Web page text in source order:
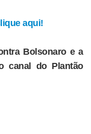
aqui!
Bolsonaro e a
canal do Plantão